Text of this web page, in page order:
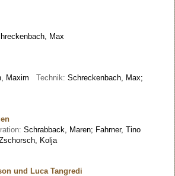
Max
Maxim Technik: Schreckenbach, Max;
Schrabback, Maren; Fahrner, Tino
Kolja
und Luca Tangredi